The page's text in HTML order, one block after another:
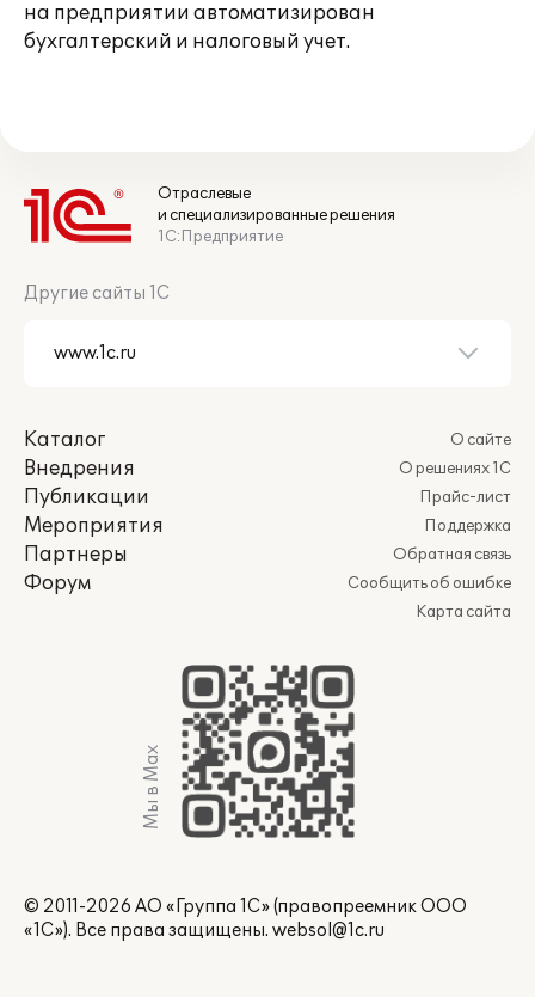
на предприятии автоматизирован
бухгалтерский и налоговый учет.
Отраслевые
и специализированные решения
1С:Предприятие
Другие сайты 1С
Каталог
Внедрения
Публикации
Мероприятия
Партнеры
Форум
О сайте
О решениях 1С
Прайс-лист
Поддержка
Обратная связь
Сообщить об ошибке
Карта сайта
Мы в Max
© 2011-2026 АО «Группа 1С» (правопреемник ООО
«1С»). Все права защищены. websol@1c.ru